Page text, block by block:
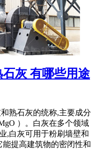
灰 有哪些用途
熟石灰的统称,主要成分
）。白灰在多个领域
,白灰可用于粉刷墙壁和
提高建筑物的密闭性和